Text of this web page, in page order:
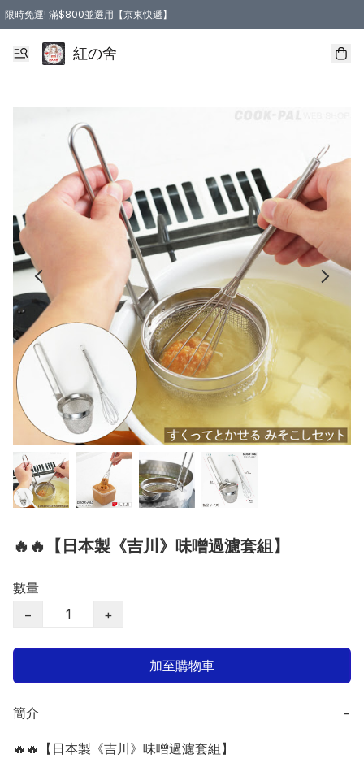
限時免運! 滿$800並選用【京東快遞】
紅の舍
🔥🔥【日本製《吉川》味噌過濾套組】
數量
−
+
加至購物車
簡介 −
🔥🔥【日本製《吉川》味噌過濾套組】